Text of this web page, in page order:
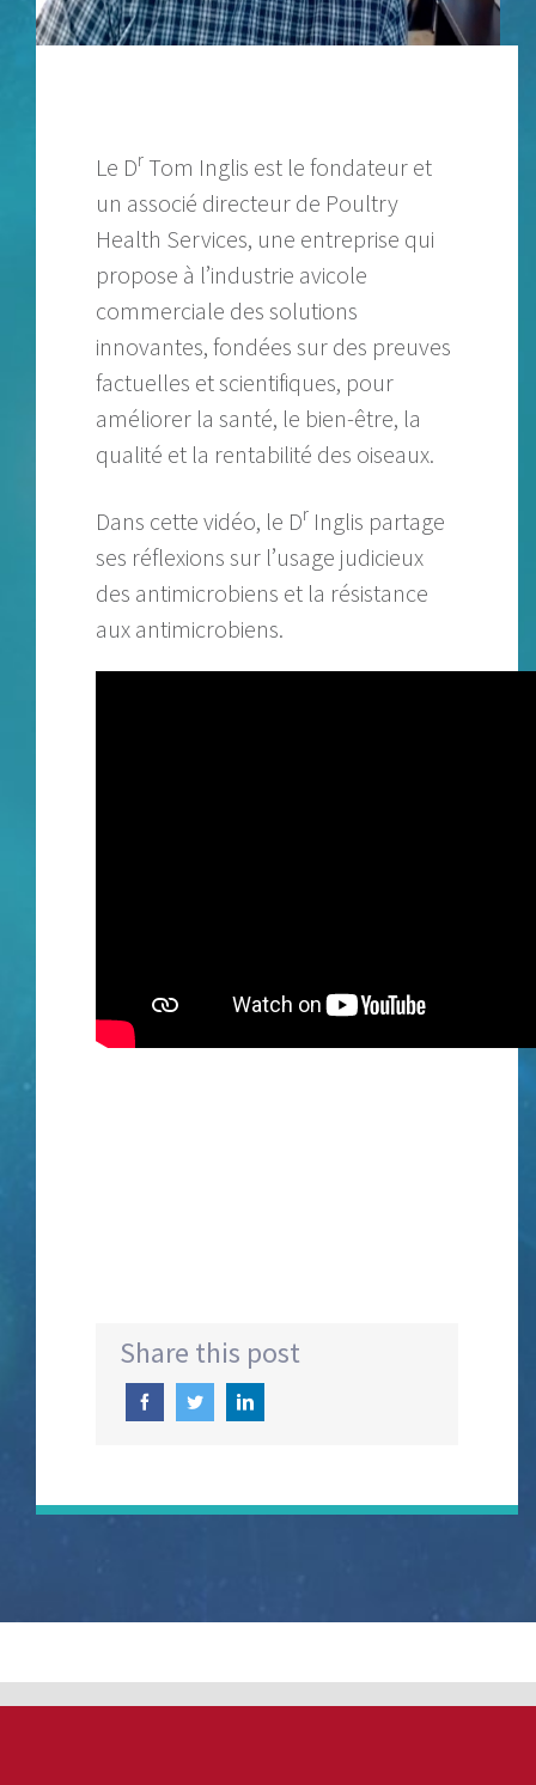
Le DrTom Inglis est le fondateur et
un associé directeur de Poultry
Health Services, une entreprise qui
propose à l’industrie avicole
commerciale des solutions
innovantes, fondées sur des preuves
factuelles et scientifiques, pour
améliorer la santé, le bien-être, la
qualité et la rentabilité des oiseaux.
Dans cette vidéo, le DrInglis partage
ses réflexions sur l’usage judicieux
des antimicrobiens et la résistance
aux antimicrobiens.
Share this post